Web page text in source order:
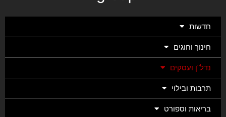
חדשות
חינוך וחוגים
נדל"ן ועסקים
תרבות ובילוי
בריאות וספורט